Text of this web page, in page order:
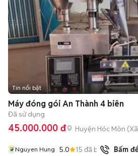
Tin nổi bật
Máy đóng gói An Thành 4 biên
Đã sử dụng
45.000.000 đ Huyện Hóc Môn (
Nguyen Hung 5.0 15 đã bán Bấm